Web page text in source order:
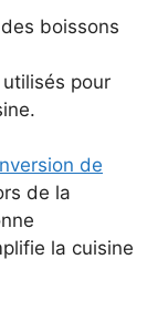
boissons
pour
de
de la
la cuisine